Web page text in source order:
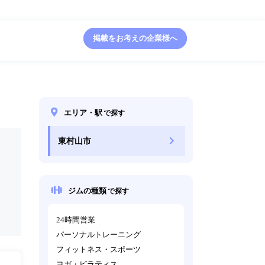
掲載をお考えの企業様へ
エリア・駅で探す
東村山市
ジムの種類で探す
24時間営業
パーソナルトレーニング
フィットネス・スポーツ